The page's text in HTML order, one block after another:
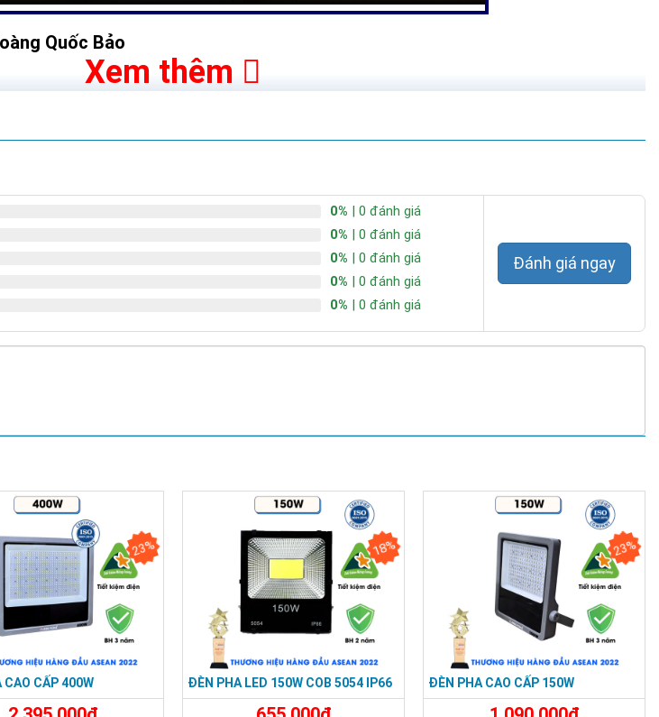
Quốc Bảo
Xem thêm
0% | 0 đánh giá
0% | 0 đánh giá
0% | 0 đánh giá
0% | 0 đánh giá
0% | 0 đánh giá
Đánh giá ngay
23%
CAO CẤP 400W
18%
ĐÈN PHA LED 150W COB 5054 IP66
23%
ĐÈN PHA CAO CẤP 150W